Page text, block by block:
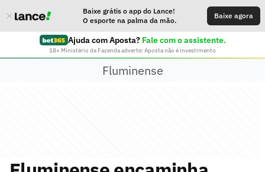
Baixe grátis o app do Lance!
O esporte na palma da mão.
Baixe agora
Ajuda com Aposta? Fale com o assistente.
18+ Ministério da Fazenda adverte: Aposta não é investimento
Fluminense